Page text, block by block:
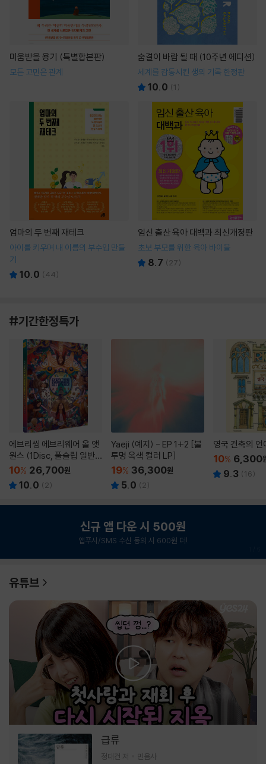
미움받을 용기 (특별합본판)
모든 고민은 관계
숨결이 바람 될 때 (10주년 에디션)
세계를 감동시킨 생의 기록 한정판
10.0 (1 )
엄마의 두 번째 재테크
아이를 키우며 내 이름의 부수입 만들
기
10.0 (44)
임신 출산 육아 대백과 최신개정판
초보 부모를 위한 육아 바이블
8.7 ( 27)
#기간한정특가
에브리씽 에브리웨어 올 앳
원스 (1Disc, 풀슬립 일반
판) : 블루레이
10% 26,700원
10.0 ( 2)
Yaeji (예지) - EP 1+2 [불
투명 옥색 컬러 LP]
19% 36,300원
5.0 ( 2)
영국 건축의 언
10% 6,300
9.3 (16)
신규 앱 다운 시 500원
앱푸시/SMS 수신 동의 시 600원 더!
유튜브
급류
정대건 저 민음사